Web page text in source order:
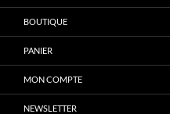
BOUTIQUE
PANIER
MON COMPTE
NEWSLETTER